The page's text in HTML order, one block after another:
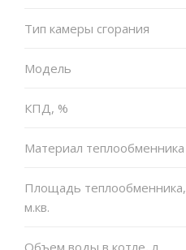
Тип камеры сгорания
Модель
КПД, %
Материал теплообменника
Площадь теплообменника,
м.кв.
Объем воды в котле, л